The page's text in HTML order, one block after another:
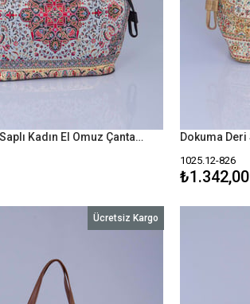
Dokuma Deri Saplı Kadın El Omuz Çanta Mottif İstanbul Otantik 1025
1025.12-826
₺1.342,00
Ücretsiz Kargo